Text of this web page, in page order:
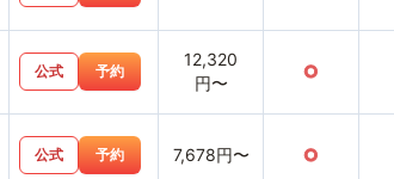
公式 予約
12,320
円〜
○
公式 予約 7,678円〜 ○